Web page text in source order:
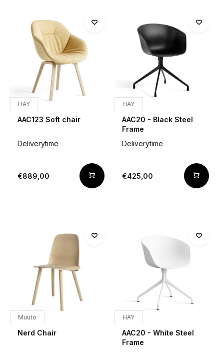
HAY
AAC123 Soft chair
Deliverytime
€889,00
HAY
AAC20 - Black Steel
Frame
Deliverytime
€425,00
Muuto
Nerd Chair
HAY
AAC20 - White Steel
Frame